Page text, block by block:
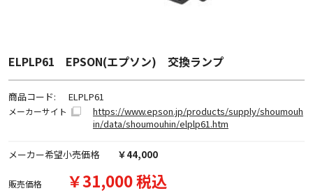
ELPLP61 EPSON(エプソン) 交換ランプ
商品コード: ELPLP61
メーカーサイト
https://www.epson.jp/products/supply/shoumouh
in/data/shoumouhin/elplp61.htm
メーカー希望小売価格 ￥44,000
販売価格 ￥31,000 税込